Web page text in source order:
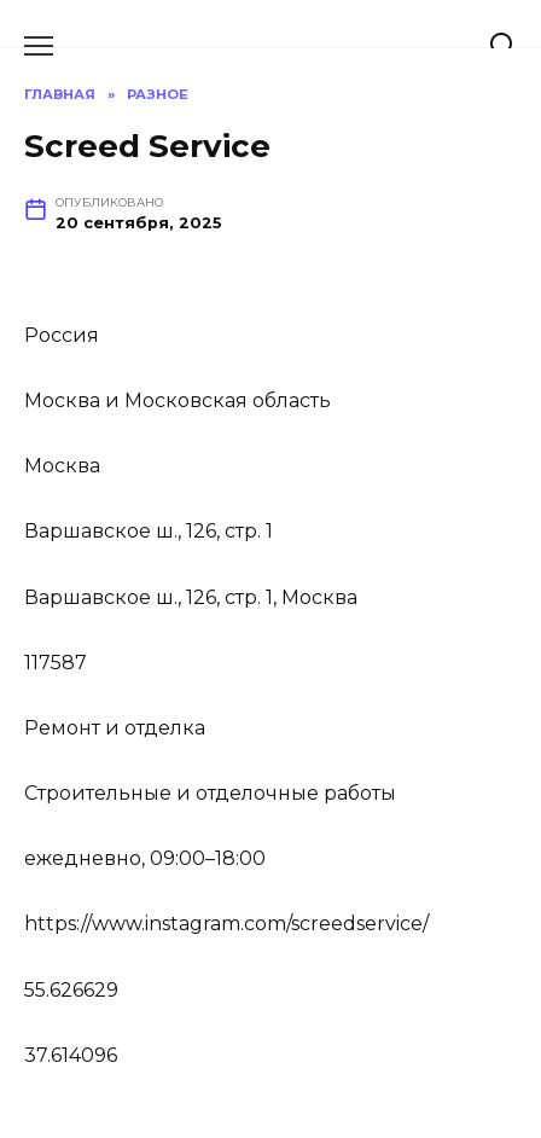
ГЛАВНАЯ » РАЗНОЕ
Screed Service
ОПУБЛИКОВАНО
20 сентября, 2025
Россия
Москва и Московская область
Москва
Варшавское ш., 126, стр. 1
Варшавское ш., 126, стр. 1, Москва
117587
Ремонт и отделка
Строительные и отделочные работы
ежедневно, 09:00–18:00
https://www.instagram.com/screedservice/
55.626629
37.614096